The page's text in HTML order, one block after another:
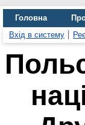
Головна
Вхід в систему